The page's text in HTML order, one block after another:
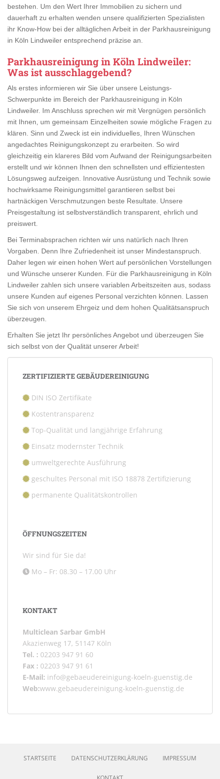
bestehen. Um den Wert Ihrer Immobilien zu sichern und
dauerhaft zu erhalten wenden unsere qualifizierten Spezialisten
ihr Know-How bei der alltäglichen Arbeit in der Parkhausreinigung
in Köln Lindweiler entsprechend präzise an.
Parkhausreinigung in Köln Lindweiler:
Was ist ausschlaggebend?
Als erstes informieren wir Sie über unsere Leistungs-
Schwerpunkte im Bereich der Parkhausreinigung in Köln
Lindweiler. Im Anschluss sprechen wir mit Vergnügen persönlich
mit Ihnen, um gemeinsam Einzelheiten sowie mögliche Fragen zu
klären. Sinn und Zweck ist ein individuelles, Ihren Wünschen
angedachtes Reinigungskonzept zu erarbeiten. So wird
gleichzeitig ein klareres Bild vom Aufwand der Reinigungsarbeiten
erstellt und wir können Ihnen den schnellsten und effizientesten
Lösungsweg aufzeigen. Innovative Ausrüstung und Technik sowie
hochwirksame Reinigungsmittel garantieren selbst bei
hartnäckigen Verschmutzungen beste Resultate. Unsere
Preisgestaltung ist selbstverständlich transparent, ehrlich und
preiswert.
Bei Terminabsprachen richten wir uns natürlich nach Ihren
Vorgaben. Denn Ihre Zufriedenheit ist unser Mindestanspruch.
Daher legen wir einen hohen Wert auf persönlichen Vorstellungen
und Wünsche unserer Kunden. Für die Parkhausreinigung in Köln
Lindweiler zahlen sich unsere variablen Arbeitszeiten aus, sodass
unsere Kunden auf eigenes Personal verzichten können. Lassen
Sie sich von unserem Ehrgeiz und dem hohen Qualitätsanspruch
überzeugen.
Erhalten Sie jetzt Ihr persönliches Angebot und überzeugen Sie
sich selbst von der Qualität unserer Arbeit!
ZERTIFIZIERTE GEBÄUDEREINIGUNG
DIN ISO Zertifikate
Kostentransparenz
Top-Qualität und langjährige Erfahrung
Einsatz modernster Technik
umweltgerechte Ausführung
geschultes Personal mit ISO 18878 Zertifizierung
permanente Qualitätskontrollen
ÖFFNUNGSZEITEN
Wir sind für Sie da!
Mo – Fr: 08.30 – 17.00 Uhr
KONTAKT
Multiclean Sarbar GmbH
Akazienweg 17, 51147 Köln
Tel. : 02203 947 91 60
Fax : 02203 947 91 61
E-Mail: info@gebaeudereinigung-koeln-guenstig.de
Web:www.gebaeudereinigung-koeln-guenstig.de
STARTSEITE DATENSCHUTZERKLÄRUNG IMPRESSUM